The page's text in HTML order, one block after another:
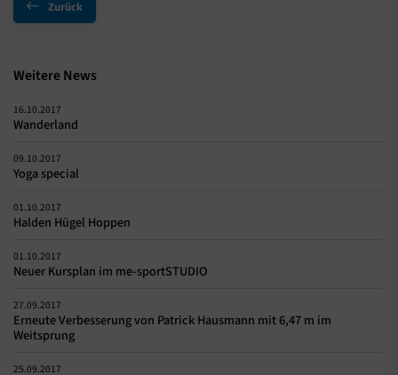
Zurück
Weitere News
16.10.2017
Wanderland
09.10.2017
Yoga special
01.10.2017
Halden Hügel Hoppen
01.10.2017
Neuer Kursplan im me-sportSTUDIO
27.09.2017
Erneute Verbesserung von Patrick Hausmann mit 6,47 m im
Weitsprung
25.09.2017